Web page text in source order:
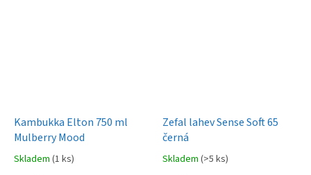
Kambukka Elton 750 ml
Mulberry Mood
Skladem (1 ks)
Zefal lahev Sense Soft 65
černá
Skladem (>5 ks)